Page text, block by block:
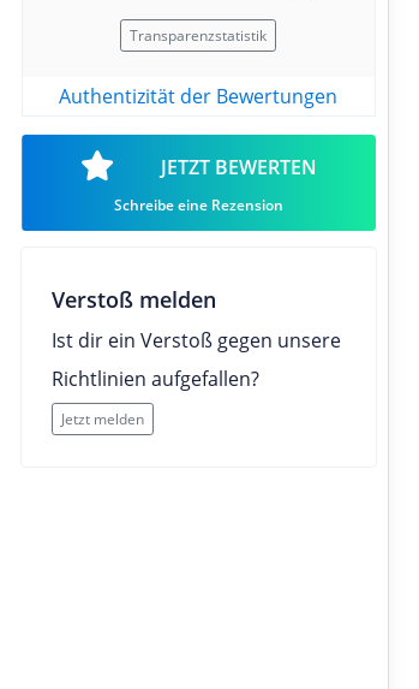
Transparenzstatistik
Authentizität der Bewertungen
JETZT BEWERTEN
Schreibe eine Rezension
Verstoß melden
Ist dir ein Verstoß gegen unsere
Richtlinien aufgefallen?
Jetzt melden